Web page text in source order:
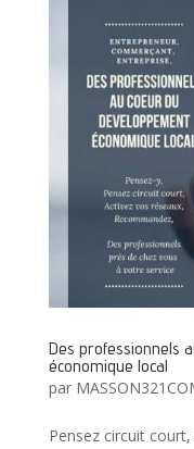
Des professionnels
économique local
par
Pensez circuit